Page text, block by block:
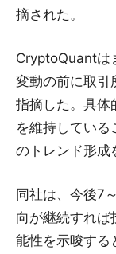
摘された。
CryptoQuantは
変動の前に取引
指摘した。具体
を維持している
のトレンド形成
同社は、今後7
向が継続すれば
能性を示唆する